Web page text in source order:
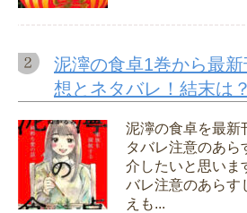
泥濘の食卓1巻から最
想とネタバレ！結末は？
泥濘の食卓を最新
タバレ注意のあら
介したいと思いま
バレ注意のあらす
えも...